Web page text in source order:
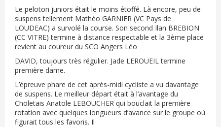
Le peloton juniors était le moins étoffé. Là encore, peu de
suspens tellement Mathéo GARNIER (VC Pays de
LOUDEAC) a survolé la course. Son second Ilan BREBION
(CC VITRE) termine à distance respectable et la 3ème place
revient au coureur du SCO Angers Léo
DAVID, toujours très régulier. Jade LEROUEIL termine
première dame.
L’épreuve phare de cet après-midi cycliste a vu davantage
de suspens. Le meilleur départ était à l’avantage du
Choletais Anatole LEBOUCHER qui bouclait la première
rotation avec quelques longueurs d’avance sur le groupe où
figurait tous les favoris. Il